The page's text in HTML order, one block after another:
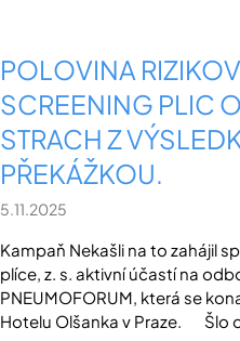
POLOVINA
SCREENING PLIC
STRACH Z
PŘEKÁŽKOU.
5.11.2025
Kampaň Nekašli na to zahájil
plíce, z. s. aktivní účastí na
PNEUMOFORUM, která se
Hotelu Olšanka v Praze. Šlo